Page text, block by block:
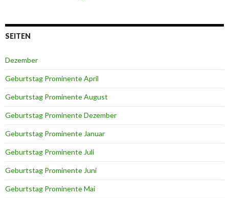
SEITEN
Dezember
Geburtstag Prominente April
Geburtstag Prominente August
Geburtstag Prominente Dezember
Geburtstag Prominente Januar
Geburtstag Prominente Juli
Geburtstag Prominente Juni
Geburtstag Prominente Mai